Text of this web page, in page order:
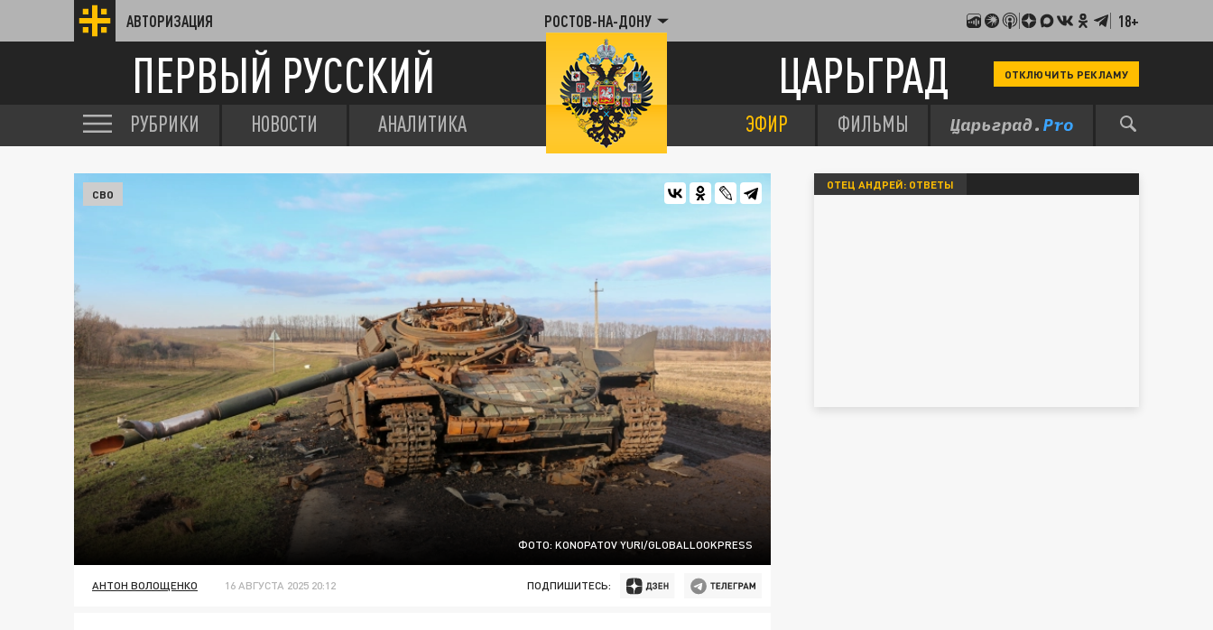
АВТОРИЗАЦИЯ РОСТОВ-НА-ДОНУ 18+
ПЕРВЫЙ РУССКИЙ ЦАРЬГРАД ОТКЛЮЧИТЬ РЕКЛАМУ
РУБРИКИ НОВОСТИ АНАЛИТИКА ЭФИР ФИЛЬМЫ
ФОТО: KONOPATOV YURI/GLOBALLOOKPRESS
СВО
АНТОН ВОЛОЩЕНКО 16 АВГУСТА 2025 20:12 ПОДПИШИТЕСЬ:
ОТЕЦ АНДРЕЙ: ОТВЕТЫ